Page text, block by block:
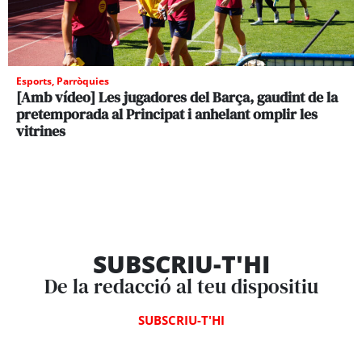
Esports, Parròquies
[Amb vídeo] Les jugadores del Barça, gaudint de la
pretemporada al Principat i anhelant omplir les
vitrines
SUBSCRIU-T'HI
De la redacció al teu dispositiu
SUBSCRIU-T'HI